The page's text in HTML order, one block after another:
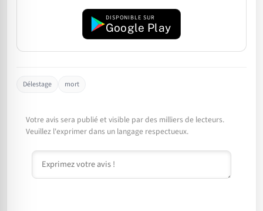
DISPONIBLE SUR
Google Play
Délestage mort
Votre avis sera publié et visible par des milliers de lecteurs.
Veuillez l'exprimer dans un langage respectueux.
Commentaire